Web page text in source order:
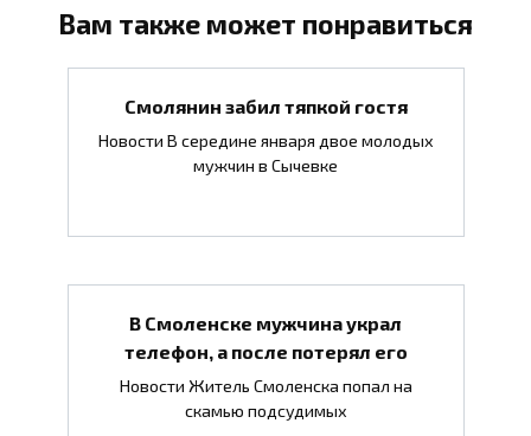
Вам также может понравиться
Смолянин забил тяпкой гостя
Новости В середине января двое молодых
мужчин в Сычевке
В Смоленске мужчина украл
телефон, а после потерял его
Новости Житель Смоленска попал на
скамью подсудимых